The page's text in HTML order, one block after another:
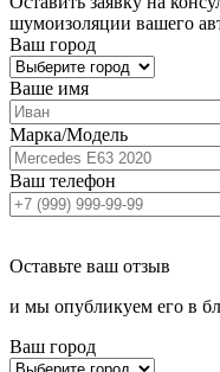
шумоизоляции вашего
Ваш город
Ваше имя
Марка/Модель
Ваш телефон
Оставьте ваш отзыв
и мы опубликуем его в
Ваш город